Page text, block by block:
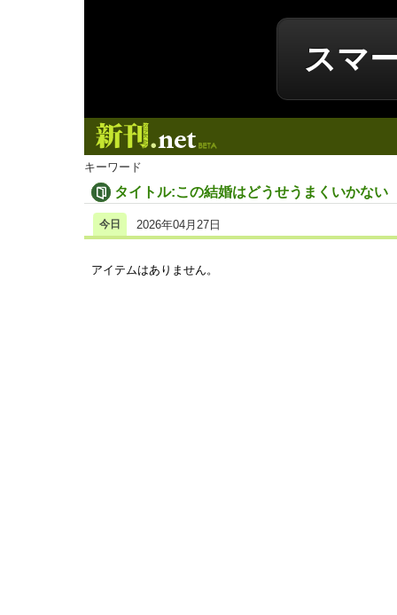
スマ
キーワード
タイトル:この結婚はどうせうまくいかない
今日 2026年04月27日
アイテムはありません。